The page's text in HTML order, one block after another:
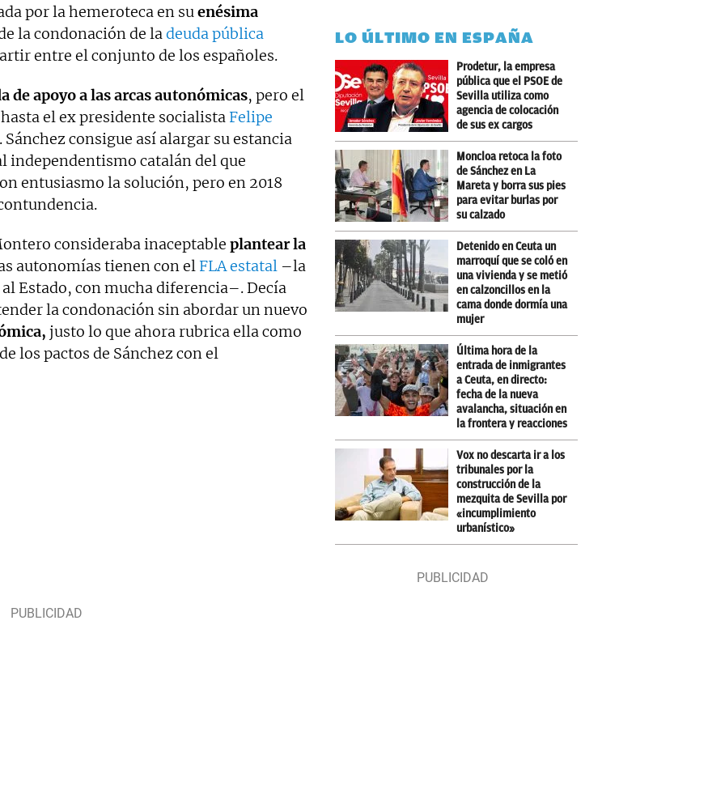
por la hemeroteca en su enésima
la condonación de la deuda pública
entre el conjunto de los españoles.
de apoyo a las arcas autonómicas, pero el
el ex presidente socialista Felipe
consigue así alargar su estancia
independentismo catalán del que
entusiasmo la solución, pero en 2018
consideraba inaceptable plantear la
autonomías tienen con el FLA estatal –la
Estado, con mucha diferencia–. Decía
la condonación sin abordar un nuevo
justo lo que ahora rubrica ella como
los pactos de Sánchez con el
LO ÚLTIMO EN ESPAÑA
Prodetur, la empresa
pública que el PSOE de
Sevilla utiliza como
agencia de colocación
de sus ex cargos
Moncloa retoca la foto
de Sánchez en La
Mareta y borra sus pies
para evitar burlas por
su calzado
Detenido en Ceuta un
marroquí que se coló en
una vivienda y se metió
en calzoncillos en la
cama donde dormía una
mujer
Última hora de la
entrada de inmigrantes
a Ceuta, en directo:
fecha de la nueva
avalancha, situación en
la frontera y reacciones
Vox no descarta ir a los
tribunales por la
construcción de la
mezquita de Sevilla por
«incumplimiento
urbanístico»